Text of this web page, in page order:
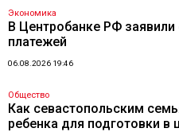
Экономика
В Центробанке РФ
платежей
06.08.2026 19:46
Общество
Как севастопольским
ребенка для подготовки в